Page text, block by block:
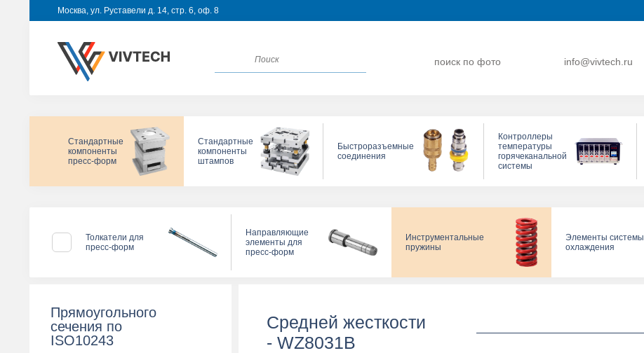
Москва, ул. Руставели д. 14, стр. 6, оф. 8
поиск по фото info@vivtech.ru
Стандартные
компоненты
пресс-форм
Стандартные
компоненты
штампов
Быстроразъемные
соединения
Контроллеры
температуры
горячеканальной
системы
Толкатели для
пресс-форм
Направляющие
элементы для
пресс-форм
Инструментальные
пружины
Элементы системы
охлаждения
Прямоугольного
сечения по
ISO10243
Средней жесткости
- WZ8031B